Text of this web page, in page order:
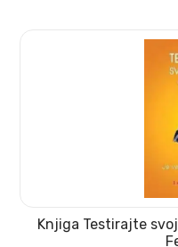
Knjiga Testirajte